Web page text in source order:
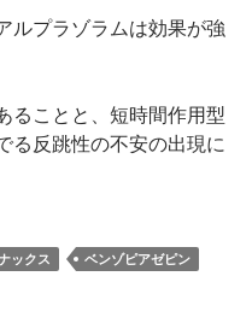
プラゾラムは効果が強
ることと、短時間作用型
る反跳性の不安の出現に
ックス
ベンゾピアゼピン